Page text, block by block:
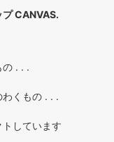
CANVAS.
の . . .
くもの . . .
しています